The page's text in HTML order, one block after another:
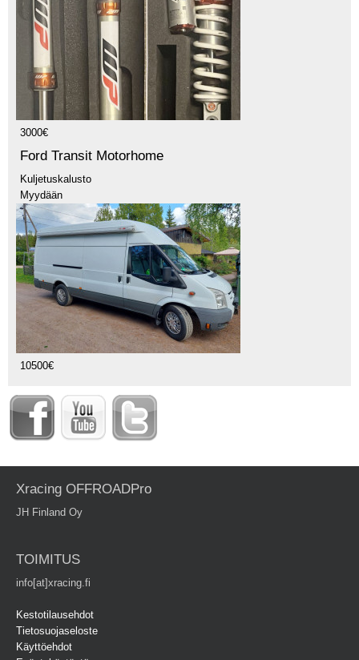
3000€
Ford Transit Motorhome
Kuljetuskalusto
Myydään
10500€
Xracing OFFROADPro
JH Finland Oy
TOIMITUS
info[at]xracing.fi
Kestotilausehdot
Tietosuojaseloste
Käyttöehdot